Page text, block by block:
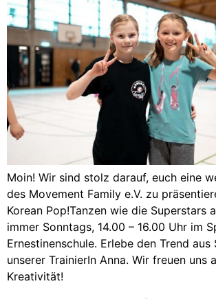
Moin! Wir sind stolz darauf, euch eine
des Movement Family e.V. zu
Korean Pop!Tanzen wie die Superstars
immer Sonntags, 14.00 – 16.00 Uhr im
Ernestinenschule. Erlebe den Trend aus
unserer TrainierIn Anna. Wir freuen uns
Kreativität!